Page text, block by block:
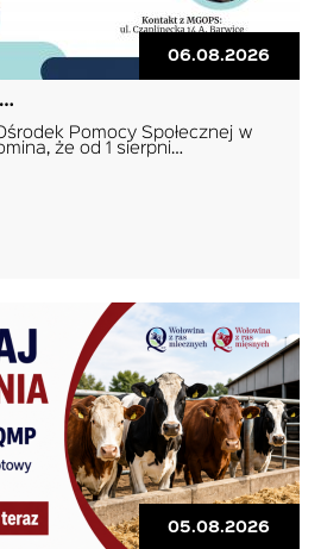
06.08.2026
Pomocy Społecznej w
że od 1 sierpni…
05.08.2026